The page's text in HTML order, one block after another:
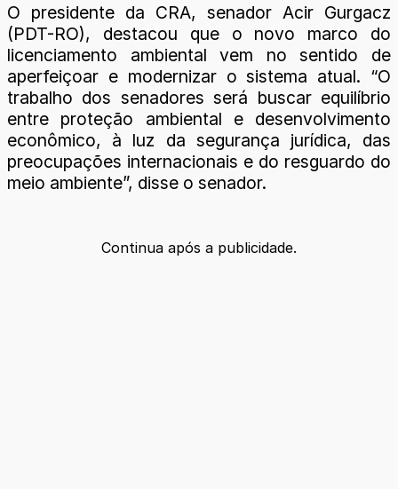
O presidente da CRA, senador Acir Gurgacz
(PDT-RO), destacou que o novo marco do
licenciamento ambiental vem no sentido de
aperfeiçoar e modernizar o sistema atual. “O
trabalho dos senadores será buscar equilíbrio
entre proteção ambiental e desenvolvimento
econômico, à luz da segurança jurídica, das
preocupações internacionais e do resguardo do
meio ambiente”, disse o senador.
Continua após a publicidade.